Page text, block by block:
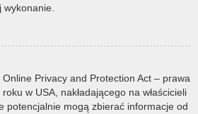
Privacy and Protection Act – prawa
w USA, nakładającego na właścicieli
potencjalnie mogą zbierać informacje od